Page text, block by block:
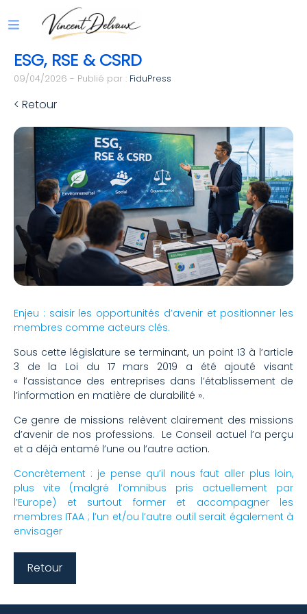
ESG, RSE & CSRD
09/04/2026 - Publié par : FiduPress
< Retour
Enjeu : saisir les opportunités d’avenir et positionner les
membres comme acteurs clés.
Sous cette législature se terminant, un point 13 à l’article
3 de la Loi du 17 mars 2019 a été ajouté visant
« l’assistance des entreprises dans l’établissement de
l’information en matière de durabilité ».
Ce genre de missions relèvent clairement des missions
d’avenir de nos professions. Le Conseil actuel l’a perçu
et a déjà entamé l’une ou l’autre action.
Concrètement : je pense qu’il nous faut aller plus loin,
plus vite (malgré l’omnibus pris actuellement par
l’Europe) et surtout former et accompagner les
membres ITAA ; l’un et/ou l’autre outil serait également à
envisager
Retour